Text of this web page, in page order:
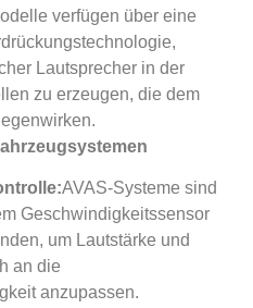
verfügen über eine
Lautsprecher in der
zu erzeugen, die dem
AVAS-Systeme sind
Geschwindigkeitssensor
um Lautstärke und
an die
anzupassen.